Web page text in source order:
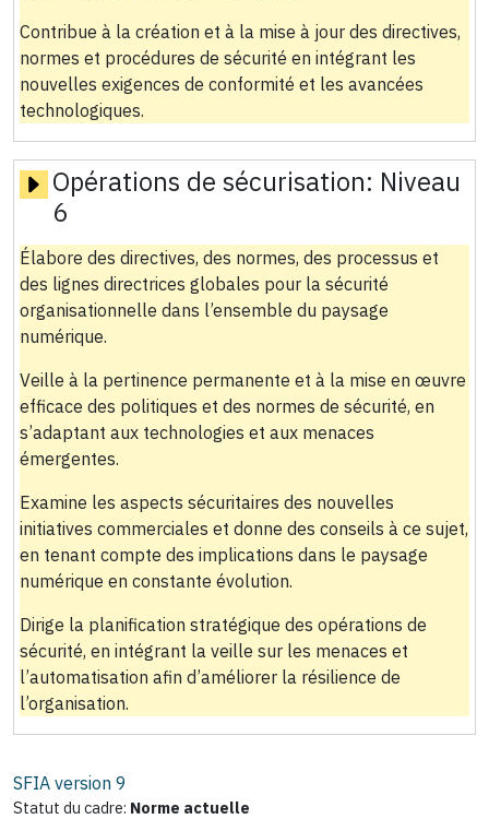
Contribue à la création et à la mise à jour des directives,
normes et procédures de sécurité en intégrant les
nouvelles exigences de conformité et les avancées
technologiques.
Opérations de sécurisation: Niveau
6
Élabore des directives, des normes, des processus et
des lignes directrices globales pour la sécurité
organisationnelle dans l’ensemble du paysage
numérique.
Veille à la pertinence permanente et à la mise en œuvre
efficace des politiques et des normes de sécurité, en
s’adaptant aux technologies et aux menaces
émergentes.
Examine les aspects sécuritaires des nouvelles
initiatives commerciales et donne des conseils à ce sujet,
en tenant compte des implications dans le paysage
numérique en constante évolution.
Dirige la planification stratégique des opérations de
sécurité, en intégrant la veille sur les menaces et
l’automatisation afin d’améliorer la résilience de
l’organisation.
SFIA version 9
Statut du cadre: Norme actuelle